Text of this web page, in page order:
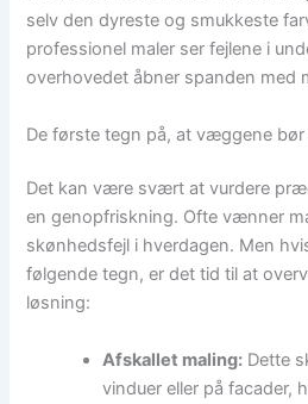
selv den dyreste og smukkeste
professionel maler ser fejlene i
overhovedet åbner spanden med
De første tegn på, at væggene bør
Det kan være svært at vurdere
en genopfriskning. Ofte vænner
skønhedsfejl i hverdagen. Men
følgende tegn, er det tid til at
løsning:
Afskallet maling: Dette
vinduer eller på facader,